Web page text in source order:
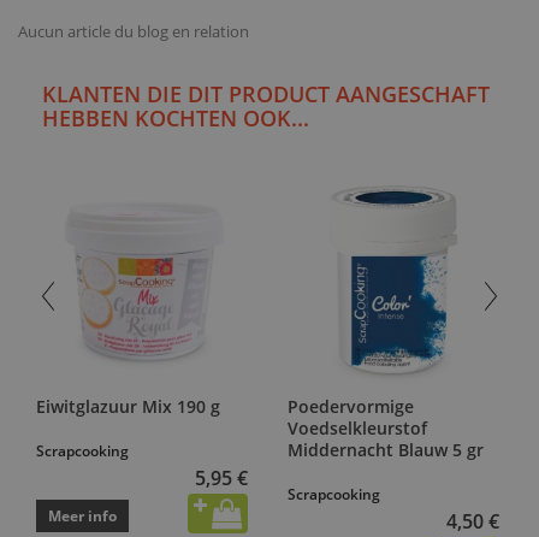
Aucun article du blog en relation
KLANTEN DIE DIT PRODUCT AANGESCHAFT
HEBBEN KOCHTEN OOK...
Eiwitglazuur Mix 190 g
Scrapcooking
5,95 €
Meer info
Poedervormige
Voedselkleurstof
Middernacht Blauw 5 gr
Scrapcooking
4,50 €